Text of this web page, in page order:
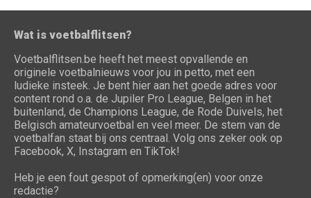
Wat is voetbalflitsen?
Voetbalflitsen.be heeft het meest opvallende en
originele voetbalnieuws voor jou in petto, met een
ludieke insteek. Je bent hier aan het goede adres voor
content rond o.a. de Jupiler Pro League, Belgen in het
buitenland, de Champions League, de Rode Duivels, het
Belgisch amateurvoetbal en veel meer. De stem van de
voetbalfan staat bij ons centraal. Volg ons zeker ook op
Facebook, X, Instagram en TikTok!
Heb je een fout gespot of opmerking(en) voor onze
redactie?